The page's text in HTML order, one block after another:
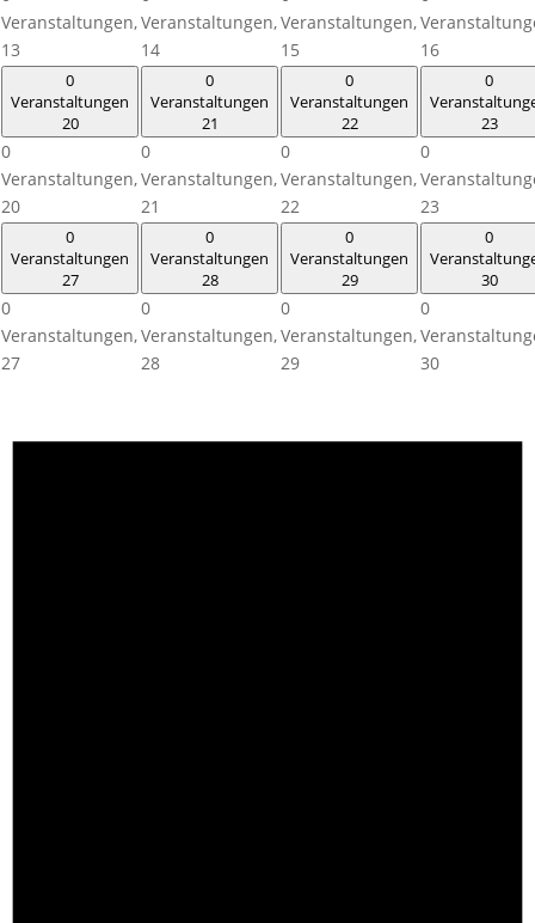
Veranstaltungen,
13
Veranstaltungen,
14
Veranstaltungen,
15
16
0
Veranstaltungen
20
0
Veranstaltungen,
20
0
Veranstaltungen
21
0
Veranstaltungen,
21
0
Veranstaltungen
22
0
Veranstaltungen,
22
0
23
0
23
0
Veranstaltungen
27
0
Veranstaltungen,
27
0
Veranstaltungen
28
0
Veranstaltungen,
28
0
Veranstaltungen
29
0
Veranstaltungen,
29
0
30
0
30